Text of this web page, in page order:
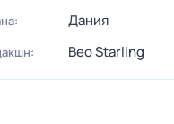
Дания
Beo Starling